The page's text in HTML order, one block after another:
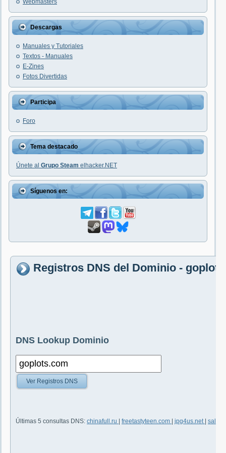
Webmasters
Descargas
Manuales y Tutoriales
Textos - Manuales
E-Zines
Fotos Divertidas
Participa
Foro
Tema destacado
Únete al Grupo Steam elhacker.NET
Síguenos en:
Registros DNS del Dominio -
DNS Lookup Dominio
Ver Registros DNS
Últimas 5 consultas DNS: chinafull.ru freetastyteen.com jpg4us.net